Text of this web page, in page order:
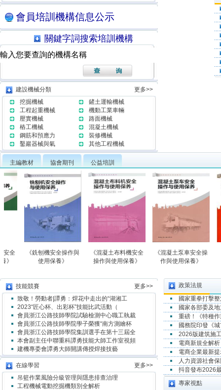
會員培訓機構信息公示
關鍵字詞搜索培訓機構
建設機械分類
更多>>
挖掘機械
鏟土運輸機械
工程起重機械
機動工業車輛
壓實機械
路面機械
樁工機械
混凝土機械
鋼筋和預應力
裝修機械
鑿巖器械與氣
其他工程機械
主編教材 協會期刊 公益培訓
《銑刨機安全操作與
使用保養》
《混凝土布料機安全
操作與使用保養》
《混凝土泵車安全操
作與使用保養》
《預應力
技能競賽
更多>>
致敬！勞動者|譚勇：焊花中走出的“湖湘工
2023“匠心杯、出彩杯”技能比武活動（
會員浙江公路技師學院試驗檢測中心職工執裁
會員浙江公路技師學院學子榮獲“南方測繪杯
會員浙江公路技師學院集訓選手在第十三屆全
本會副主任中聯重科譚勇技能大師工作室視頻
建機專委會譚勇大師開講傳授焊接技藝
在線學習
更多>>
吊籃作業風險分級管理與隱患排查治理
工程機械電動挖掘機類別全解析
政策法規
國家重拳打擊
國家各部委及
重磅！《特種
國務院印發《
2026版建筑施
電商新規全解
電商企業最新提
人力資源社會
抖音發布2026
專家視點